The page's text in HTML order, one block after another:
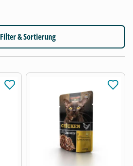
Filter & Sortierung